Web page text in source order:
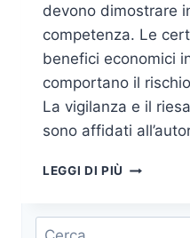
devono dimostrare
competenza. Le
benefici economici
comportano il
La vigilanza e il
sono affidati
LEGGI DI PIÙ SELEZIONE
GDPR:
Ricerca